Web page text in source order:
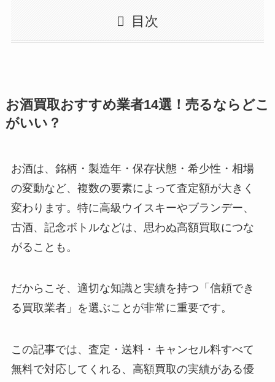
目次
お酒買取おすすめ業者14選！ 売るならどこ
がいい？
お酒は、銘柄・製造年・保存状態・希少性・相場
の変動など、複数の要素によって査定額が大きく
変わります。特に高級ウイスキーやブランデー、
古酒、記念ボトルなどは、思わぬ高額買取につな
がることも。
だからこそ、適切な知識と実績を持つ「信頼でき
る買取業者」を選ぶことが非常に重要です。
この記事では、査定・送料・キャンセル料すべて
無料で対応してくれる、高額買取の実績がある優